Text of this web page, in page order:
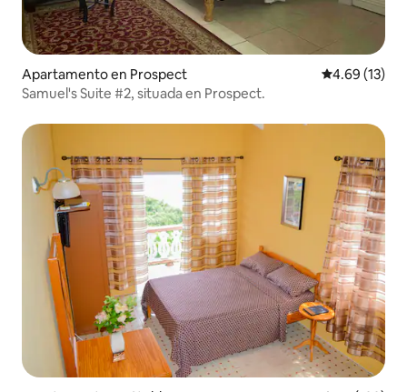
Apartamento en Prospect Calificación
4.69 (13)
Samuel's Suite #2, situada en Prospect.